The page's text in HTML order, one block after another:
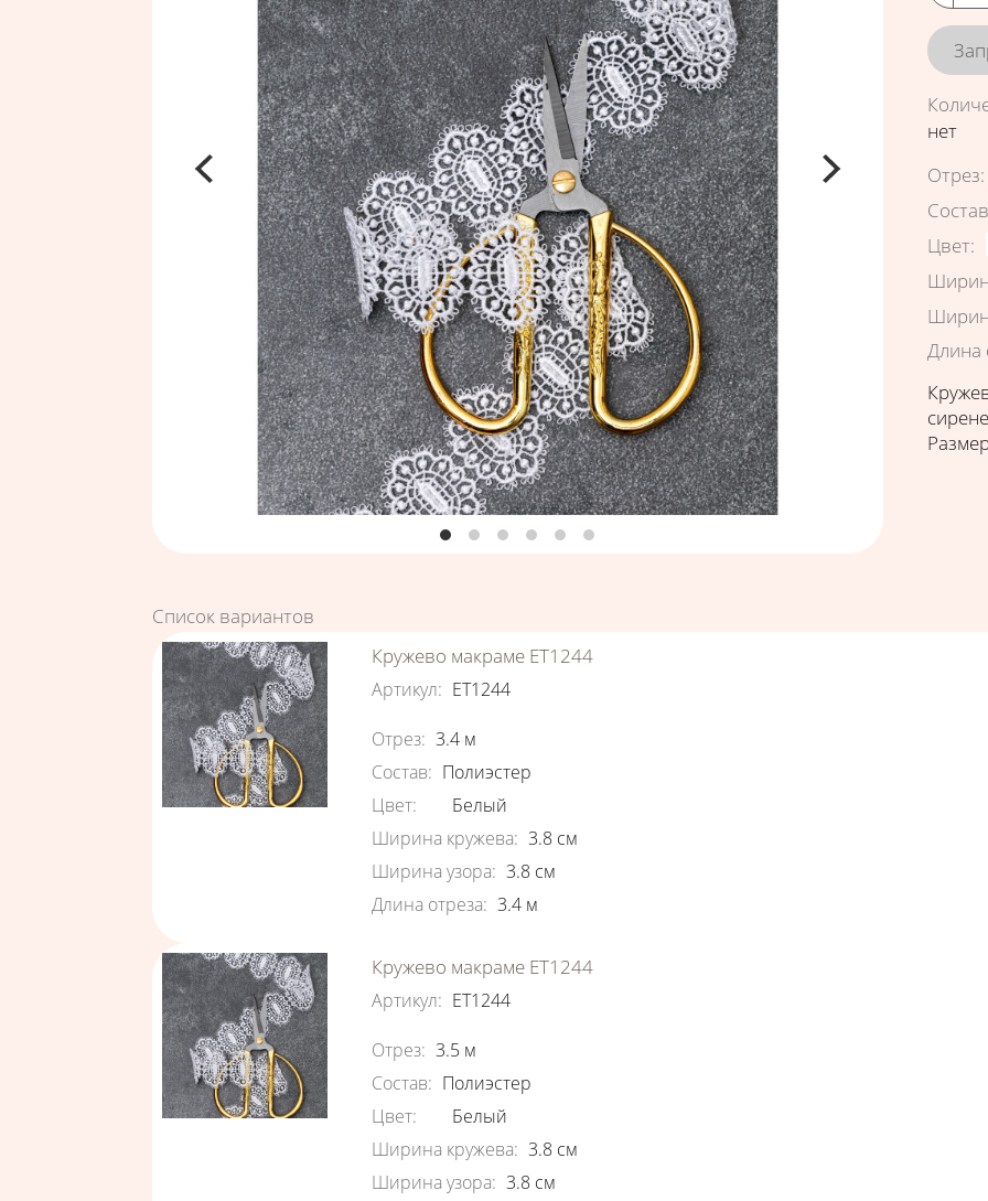
нет
Отрез:
Состав
Цвет:
Длина
Список вариантов
Кружево макраме ЕТ1244
Артикул: ЕТ1244
Характеристики
Отрез: 3.4 м
Состав: Полиэстер
Цвет:
Белый
Ширина кружева: 3.8 см
Ширина узора: 3.8 см
Длина отреза: 3.4 м
Кружево макраме ЕТ1244
Артикул: ЕТ1244
Характеристики
Отрез: 3.5 м
Состав: Полиэстер
Цвет:
Белый
Ширина кружева: 3.8 см
Ширина узора: 3.8 см